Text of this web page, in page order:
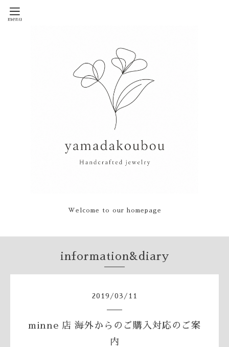
Welcome to our homepage
information&diary
2019 /03 / 11
minne 店 海外からのご購入対応のご案
内